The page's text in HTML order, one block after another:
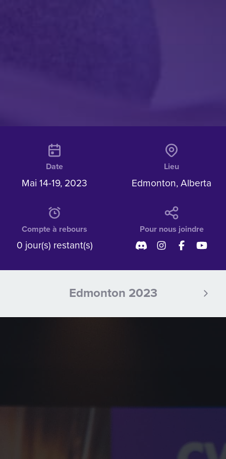
Edmonton 2023
Date
Mai 14-19, 2023
Lieu
Edmonton, Alberta
Compte à rebours
0 jour(s) restant(s)
Pour nous joindre